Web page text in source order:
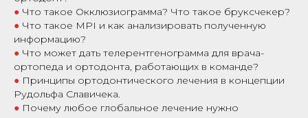
● Что такое Окклюзиограмма? Что такое бруксчекер?
● Что такое MPI и как анализировать полученную
информацию?
● Что может дать телерентгенограмма для врача-
ортопеда и ортодонта, работающих в команде?
● Принципы ортодонтического лечения в концепции
Рудольфа Славичека.
● Почему любое глобальное лечение нужно